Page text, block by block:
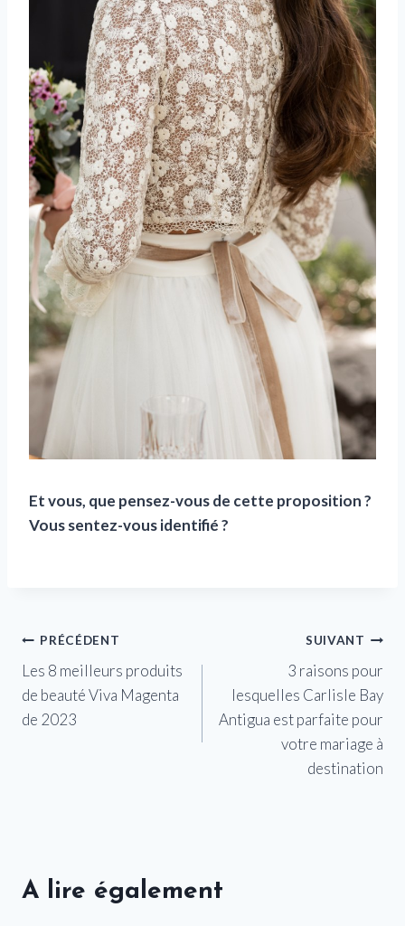
Et vous, que pensez-vous de cette proposition ?
Vous sentez-vous identifié ?
Navigation
de
l’article
PRÉCÉDENT
Les 8 meilleurs produits
de beauté Viva Magenta
de 2023
SUIVANT
3 raisons pour
lesquelles Carlisle Bay
Antigua est parfaite pour
votre mariage à
destination
A lire également